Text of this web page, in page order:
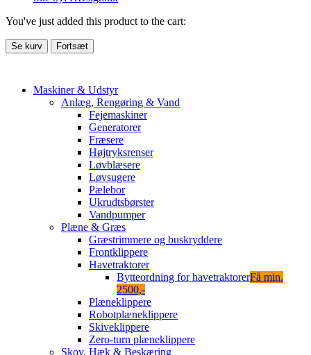
You've just added this product to the cart:
Se kurv Fortsæt
Maskiner & Udstyr
Anlæg, Rengøring & Vand
Fejemaskiner
Generatorer
Fræsere
Højtryksrenser
Løvblæsere
Løvsugere
Pælebor
Ukrudtsbørster
Vandpumper
Plæne & Græs
Græstrimmere og buskryddere
Frontklippere
Havetraktorer
Bytteordning for havetraktorerFå min.
2500,-
Plæneklippere
Robotplæneklippere
Skiveklippere
Zero-turn plæneklippere
Skov, Hæk & Beskæring